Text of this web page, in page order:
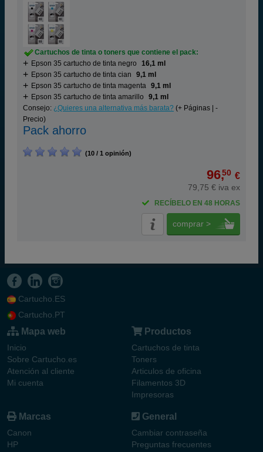
Cartuchos de tinta o toners que contiene el pack:
Epson 35 cartucho de tinta negro
16,1 ml
Epson 35 cartucho de tinta cian
9,1 ml
Epson 35 cartucho de tinta magenta 9,1 ml
Epson 35 cartucho de tinta amarillo
9,1 ml
Consejo: ¿Quieres una alternativa más barata? (+ Páginas | -
Precio)
Pack ahorro
(10 / 1 opinión)
96,50 €
79,75 € iva ex
RECÍBELO EN 48 HORAS
comprar >
Cartucho.ES
Cartucho.PT
Mapa web
Inicio
Sobre Cartucho.es
Atención al cliente
Mi cuenta
Productos
Cartuchos de tinta
Toners
Articulos de oficina
Filamentos 3D
Impresoras
Marcas
Canon
HP
General
Cambiar contraseña
Preguntas frecuentes